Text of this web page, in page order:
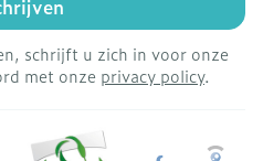
schrijft u zich in voor onze
met onze privacy policy.